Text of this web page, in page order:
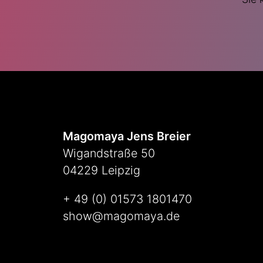
Magomaya Jens Breier
Wigandstraße 50
04229 Leipzig
+ 49 (0) 01573 1801470
show@magomaya.de